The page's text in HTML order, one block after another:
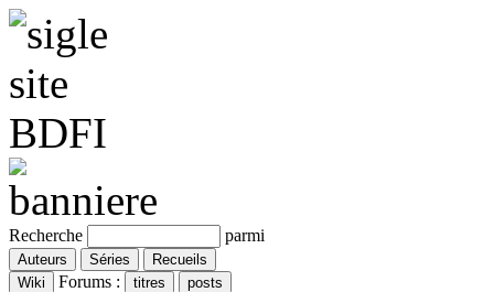
Recherche parmi
Forums :